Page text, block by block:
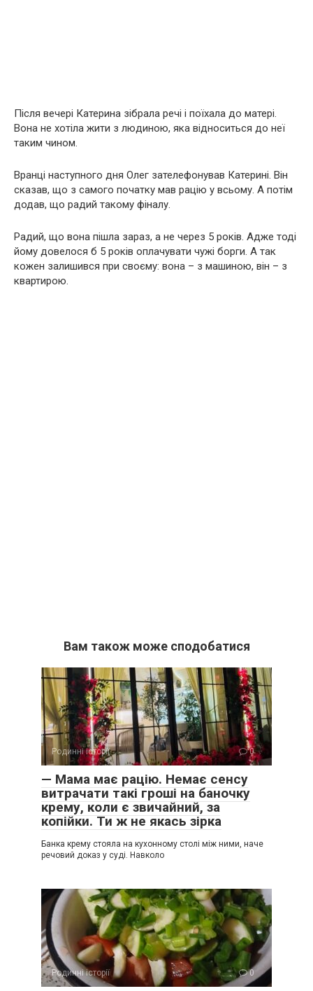
Після вечері Катерина зібрала речі і поїхала до матері.
Вона не хотіла жити з людиною, яка відноситься до неї
таким чином.
Вранці наступного дня Олег зателефонував Катерині. Він
сказав, що з самого початку мав рацію у всьому. А потім
додав, що радий такому фіналу.
Радий, що вона пішла зараз, а не через 5 років. Адже тоді
йому довелося б 5 років оплачувати чужі борги. А так
кожен залишився при своєму: вона – з машиною, він – з
квартирою.
Вам також може сподобатися
Родинні історії 0
— Мама має рацію. Немає сенсу
витрачати такі гроші на баночку
крему, коли є звичайний, за
копійки. Ти ж не якась зірка
Банка крему стояла на кухонному столі між ними, наче
речовий доказ у суді. Навколо
Родинні історії 0